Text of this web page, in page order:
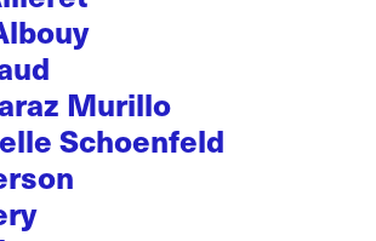
Murillo
Schoenfeld